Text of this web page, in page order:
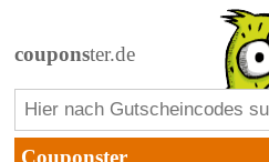
couponster.de